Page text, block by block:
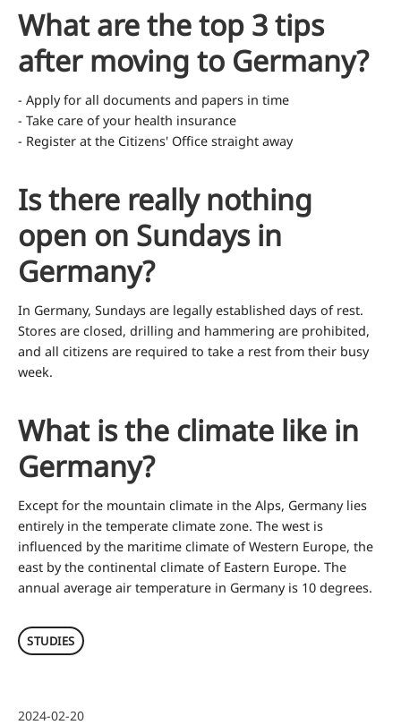
What are the top 3 tips
after moving to Germany?
- Apply for all documents and papers in time
- Take care of your health insurance
- Register at the Citizens' Office straight away
Is there really nothing
open on Sundays in
Germany?
In Germany, Sundays are legally established days of rest.
Stores are closed, drilling and hammering are prohibited,
and all citizens are required to take a rest from their busy
week.
What is the climate like in
Germany?
Except for the mountain climate in the Alps, Germany lies
entirely in the temperate climate zone. The west is
influenced by the maritime climate of Western Europe, the
east by the continental climate of Eastern Europe. The
annual average air temperature in Germany is 10 degrees.
STUDIES
2024-02-20